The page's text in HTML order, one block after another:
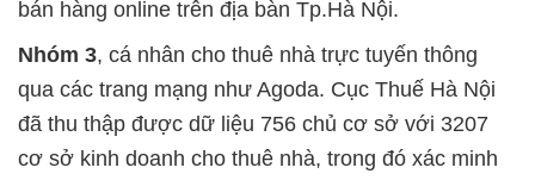
bán hàng online trên địa bàn Tp.Hà Nội.
Nhóm 3, cá nhân cho thuê nhà trực tuyến thông
qua các trang mạng như Agoda. Cục Thuế Hà Nội
đã thu thập được dữ liệu 756 chủ cơ sở với 3207
cơ sở kinh doanh cho thuê nhà, trong đó xác minh